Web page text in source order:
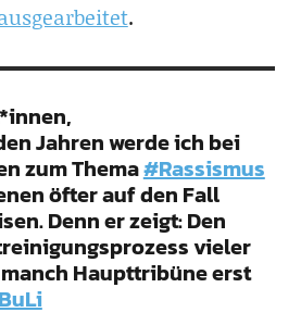
.
Jahren werde ich bei
zum Thema#Rassismus
öfter auf den Fall
Denn er zeigt: Den
vieler
Haupttribüne erst